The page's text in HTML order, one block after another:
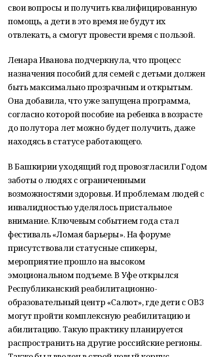
свои вопросы и получить квалифицированную
помощь, а дети в это время не будут их
отвлекать, а смогут провести время с пользой.
Ленара Иванова подчеркнула, что процесс
назначения пособий для семей с детьми должен
быть максимально прозрачным и открытым.
Она добавила, что уже запущена программа,
согласно которой пособие на ребенка в возрасте
до полутора лет можно будет получить, даже
находясь в статусе работающего.
В Башкирии уходящий год провозгласили Годом
заботы о людях с ограниченными
возможностями здоровья. И проблемам людей с
инвалидностью уделялось пристальное
внимание. Ключевым событием года стал
фестиваль «Ломая барьеры». На форуме
присутствовали статусные спикеры,
мероприятие прошло на высоком
эмоциональном подъеме. В Уфе открылся
Республиканский реабилитационно-
образовательный центр «Салют», где дети с ОВЗ
могут пройти комплексную реабилитацию и
абилитацию. Такую практику планируется
распространить на другие российские регионы.